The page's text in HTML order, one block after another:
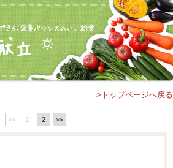
>トップページへ戻る
<< 1 2 >>